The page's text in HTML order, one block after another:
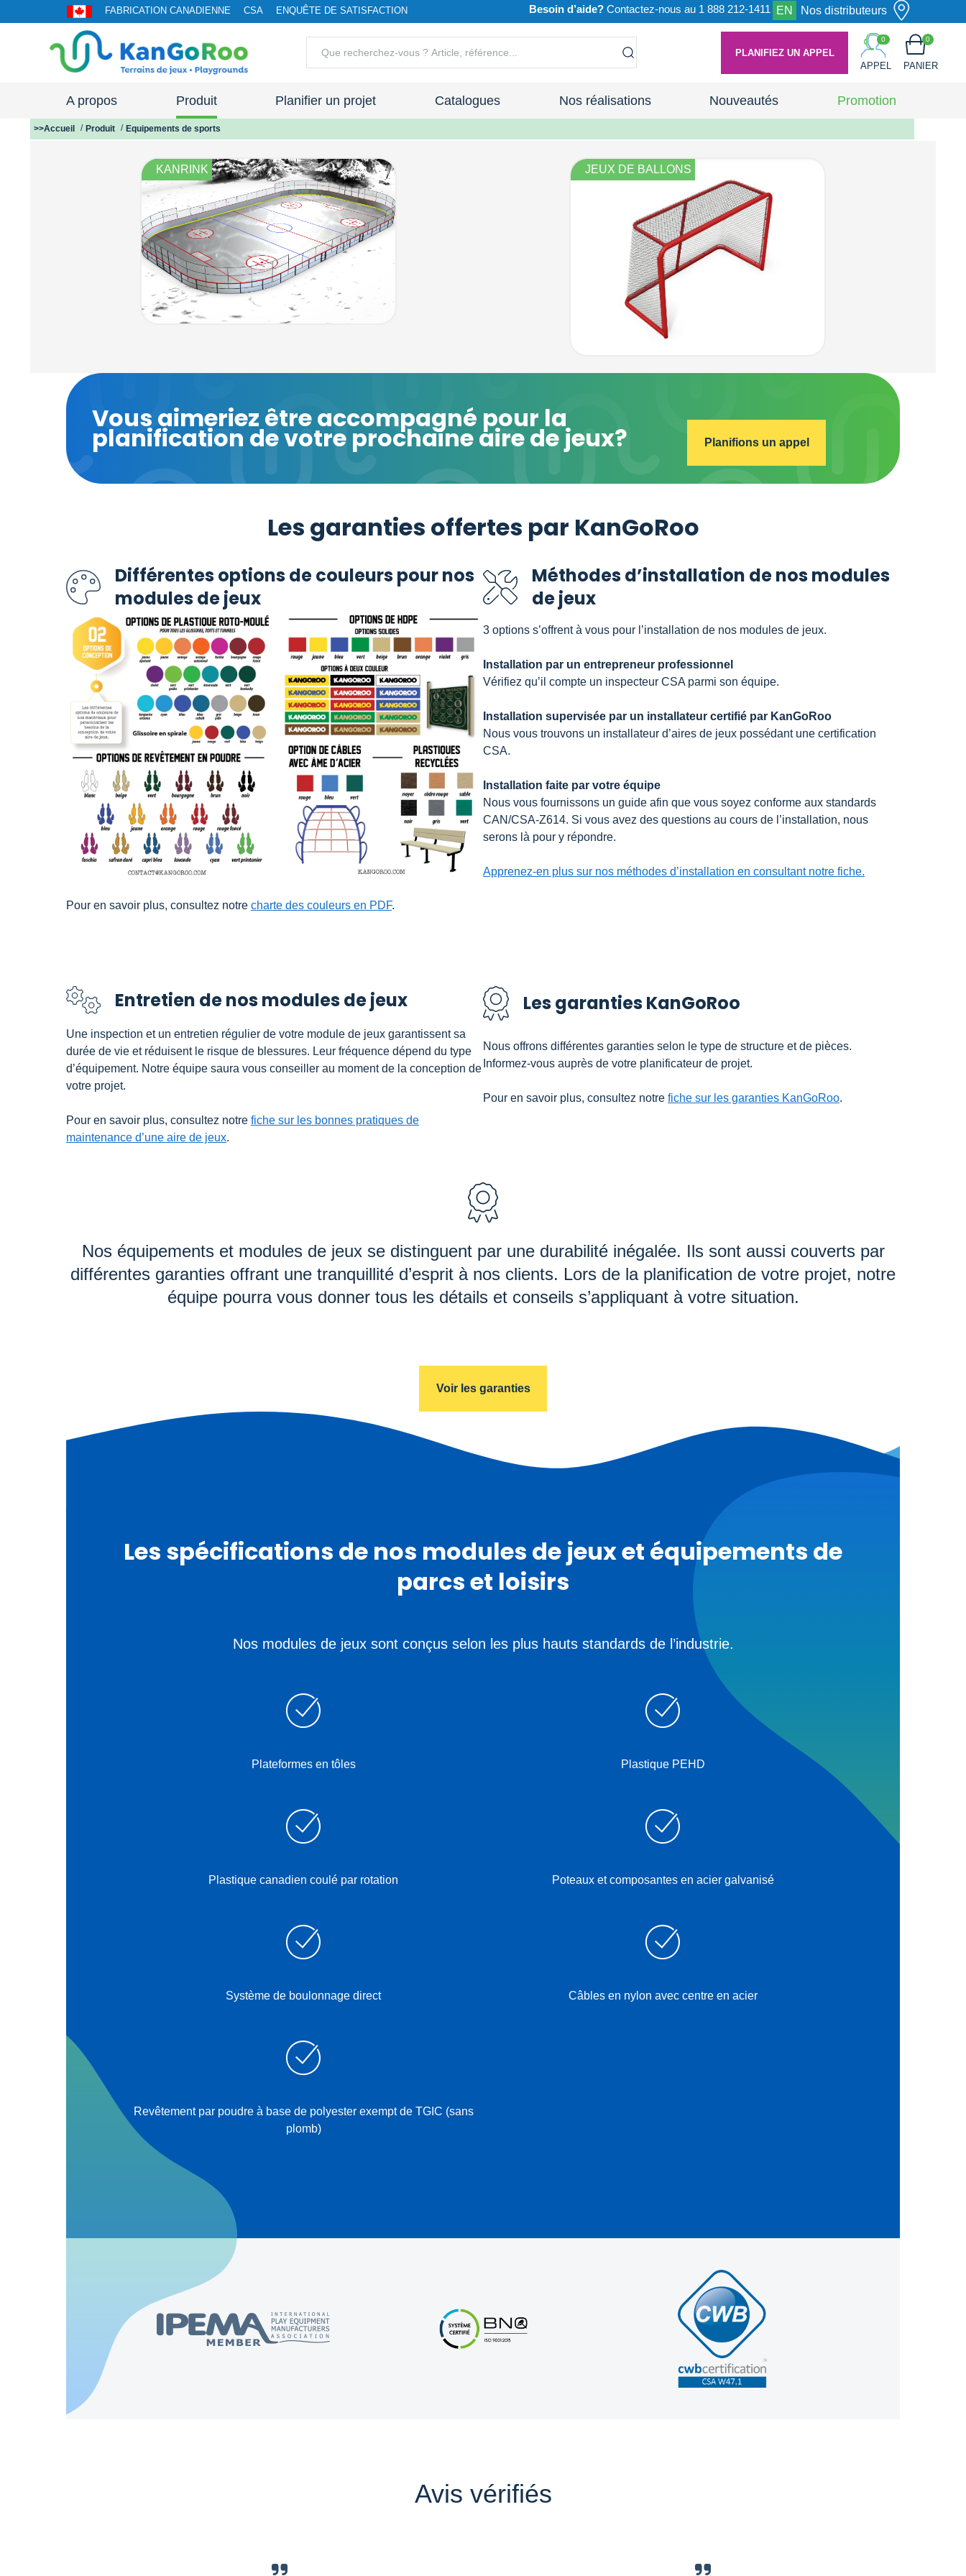
FABRICATION CANADIENNE CSA ENQUÊTE DE SATISFACTION Besoin d’aide? Contactez-nous au 1 888 212-1411 EN Nos distributeurs
PLANIFIEZ UN APPEL
APPEL
0
PANIER
0
A propos Produit Planifier un projet Catalogues Nos réalisations Nouveautés Promotion
>>Accueil Produit Equipements de sports
KANRINK JEUX DE BALLONS
Vous aimeriez être accompagné pour la
planification de votre prochaine aire de jeux? Planifions un appel
Les garanties offertes par KanGoRoo
Différentes options de couleurs pour nos
modules de jeux
Pour en savoir plus, consultez notre charte des couleurs en PDF.
Méthodes d’installation de nos modules
de jeux
3 options s’offrent à vous pour l’installation de nos modules de jeux.
Installation par un entrepreneur professionnel
Vérifiez qu’il compte un inspecteur CSA parmi son équipe.
Installation supervisée par un installateur certifié par KanGoRoo
Nous vous trouvons un installateur d’aires de jeux possédant une certification
CSA.
Installation faite par votre équipe
Nous vous fournissons un guide afin que vous soyez conforme aux standards
CAN/CSA-Z614. Si vous avez des questions au cours de l’installation, nous
serons là pour y répondre.
Apprenez-en plus sur nos méthodes d’installation en consultant notre fiche.
Entretien de nos modules de jeux
Une inspection et un entretien régulier de votre module de jeux garantissent sa
durée de vie et réduisent le risque de blessures. Leur fréquence dépend du type
d’équipement. Notre équipe saura vous conseiller au moment de la conception de
votre projet.
Pour en savoir plus, consultez notre fiche sur les bonnes pratiques de
maintenance d’une aire de jeux.
Les garanties KanGoRoo
Nous offrons différentes garanties selon le type de structure et de pièces.
Informez-vous auprès de votre planificateur de projet.
Pour en savoir plus, consultez notre fiche sur les garanties KanGoRoo.
Nos équipements et modules de jeux se distinguent par une durabilité inégalée. Ils sont aussi couverts par
différentes garanties offrant une tranquillité d’esprit à nos clients. Lors de la planification de votre projet, notre
équipe pourra vous donner tous les détails et conseils s’appliquant à votre situation.
Voir les garanties
Les spécifications de nos modules de jeux et équipements de
parcs et loisirs
Nos modules de jeux sont conçus selon les plus hauts standards de l’industrie.
Plateformes en tôles Plastique PEHD
Plastique canadien coulé par rotation Poteaux et composantes en acier galvanisé
Système de boulonnage direct Câbles en nylon avec centre en acier
Revêtement par poudre à base de polyester exempt de TGIC (sans
plomb)
Avis vérifiés